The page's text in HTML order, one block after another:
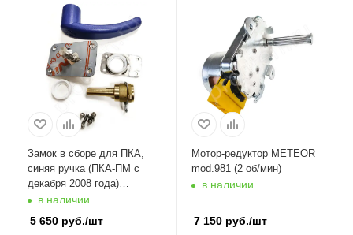
Замок в сборе для ПКА,
синяя ручка (ПКА-ПМ с
декабря 2008 года)
110000006861 Абат
в наличии
5 650 руб./шт
Мотор-редуктор METEOR
mod.981 (2 об/мин)
в наличии
7 150руб./шт